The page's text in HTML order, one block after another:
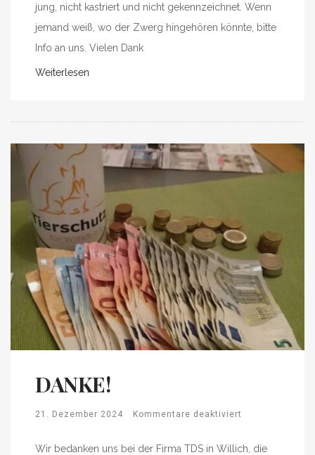
jung, nicht kastriert und nicht gekennzeichnet. Wenn
jemand weiß, wo der Zwerg hingehören könnte, bitte
Info an uns. Vielen Dank
Weiterlesen
DANKE!
21. Dezember 2024 Kommentare deaktiviert
Wir bedanken uns bei der Firma TDS in Willich, die